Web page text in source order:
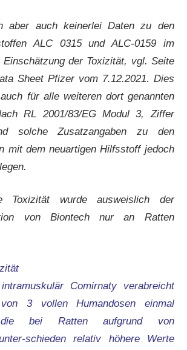
aber auch keinerlei Daten zu den
ALC 0315 und ALC-0159 im
der Toxizität, vgl. Seite
Sheet Pfizer vom 7.12.2021. Dies
für alle weiteren dort genannten
RL 2001/83/EG Modul 3, Ziffer
solche Zusatzangaben zu den
mit dem neuartigen Hilfsstoff jedoch
Toxizität wurde ausweislich der
von Biontech nur an Ratten
Comirnaty verabreicht
3 vollen Humandosen einmal
die bei Ratten aufgrund von
schieden relativ höhere Werte